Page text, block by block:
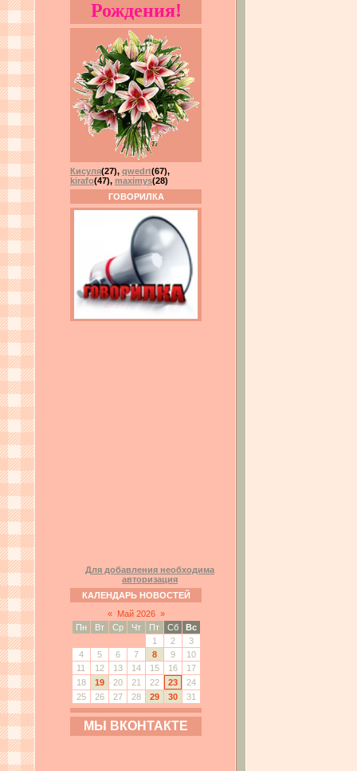
Рождения!
Кисуля(27), qwedrt(67),
kirafo(47), maximys(28)
ГОВОРИЛКА
Для добавления необходима
авторизация
КАЛЕНДАРЬ НОВОСТЕЙ
«
Май 2026 »
Пн
Вт Ср Чт Пт Сб
Вс
1
2
3
4
5 6 7 8 9
10
11
12 13 14 15 16
17
18
19 20 21 22 23
24
25
26 27 28 29 30 31
МЫ ВКОНТАКТЕ